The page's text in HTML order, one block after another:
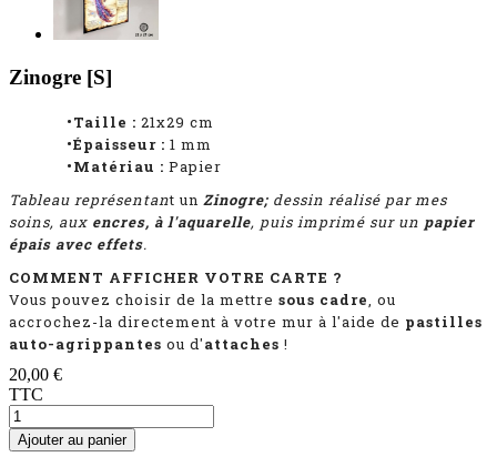
Zinogre [S]
•Taille : 21x29 cm
•Épaisseur : 1 mm
•Matériau : Papier
Tableau représentant un Zinogre; dessin réalisé par mes
soins, aux encres, à l'aquarelle, puis imprimé sur un papier
épais avec effets.
COMMENT AFFICHER VOTRE CARTE ?
Vous pouvez choisir de la mettre sous cadre, ou
accrochez-la directement à votre mur à l'aide de pastilles
auto-agrippantes ou d'attaches !
20,00 €
TTC
Ajouter au panier